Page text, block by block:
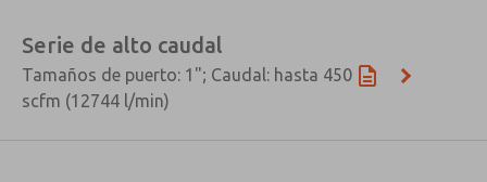
Serie de alto caudal
Tamaños de puerto: 1"; Caudal: hasta 450
scfm (12744 l/min)